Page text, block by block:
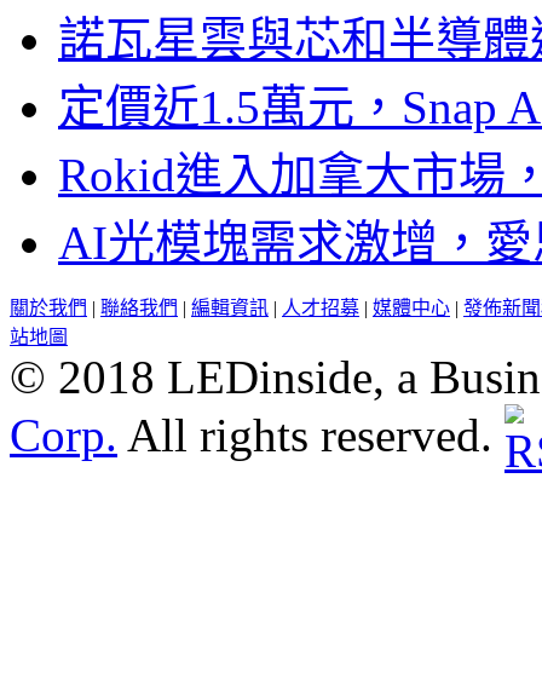
諾瓦星雲與芯和半導
定價近1.5萬元，Snap
Rokid進入加拿大市場
AI光模塊需求激增，
關於我們 | 聯絡我們 | 編輯資訊 | 人才招募 | 媒體中心 | 發佈新
站地圖
© 2018 LEDinside, a
Corp. All rights reserved.